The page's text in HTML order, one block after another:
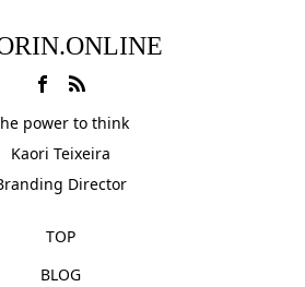
power to think
Kaori Teixeira
Director
TOP
BLOG